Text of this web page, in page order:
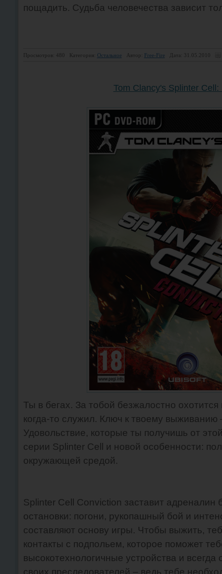
пощадить. Судьба человечества зависит
Просмотров: 480 Категория: Остальное Автор: Free-Fire Дата: 31.05.2010
Tom Clancy's Splinter Cell:
Ты в бегах. За тобой безжалостно
когда-то служил. Ключ к твоему
Удовольствие, которые ты получишь от
серии Splinter Cell и новой особенности:
окружающей средой.
Splinter Cell Conviction заставит адреналин
остановки: погони, рукопашный бой и
составляют основу игры. Чтобы выжить,
контакты с подпольем, которое поможет
высокотехнологичные устройства и всегда
своих преследователей – ведь тебе